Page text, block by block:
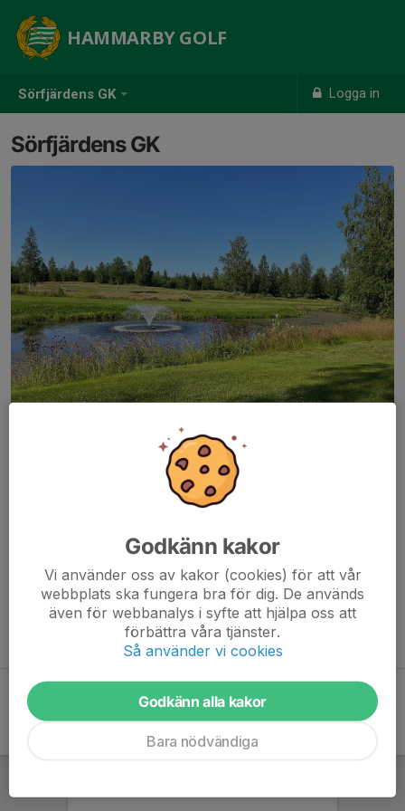
Sörfjärdens GK Logga in
HAMMARBY GOLF
Sörfjärdens GK
Mellan Hudiksvall och Sundsvall erbjuds en kustnära
golfupplevelse, boende och restaurang i natursköna
omgivningar. Närheten till hav och natur gör Sörfjärdens
Golfklubb till ett attraktivt resmål för hela familjen.
Hammarby Golfs medlemmar har 100 kr i rabatt på ordinarie
greenfee, vilket innebär att en runda kostar 350 kr.
sorfjardensgk.se
Godkänn kakor
Vi använder oss av kakor (cookies) för att vår
webbplats ska fungera bra för dig. De används
även för webbanalys i syfte att hjälpa oss att
förbättra våra tjänster.
Så använder vi cookies
Godkänn alla kakor
Bara nödvändiga